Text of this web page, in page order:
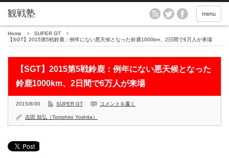
menu
Home
SUPER GT
【SGT】2015第5戦鈴鹿：例年にない悪天候となった鈴鹿1000km、2日間で6万人が来場
【SGT】2015第5戦鈴鹿：例年にない悪天候となった
鈴鹿1000km、2日間で6万人が来場
2015/8/30 SUPER GT コメントを書く
吉田 知弘（Tomohiro Yoshita）